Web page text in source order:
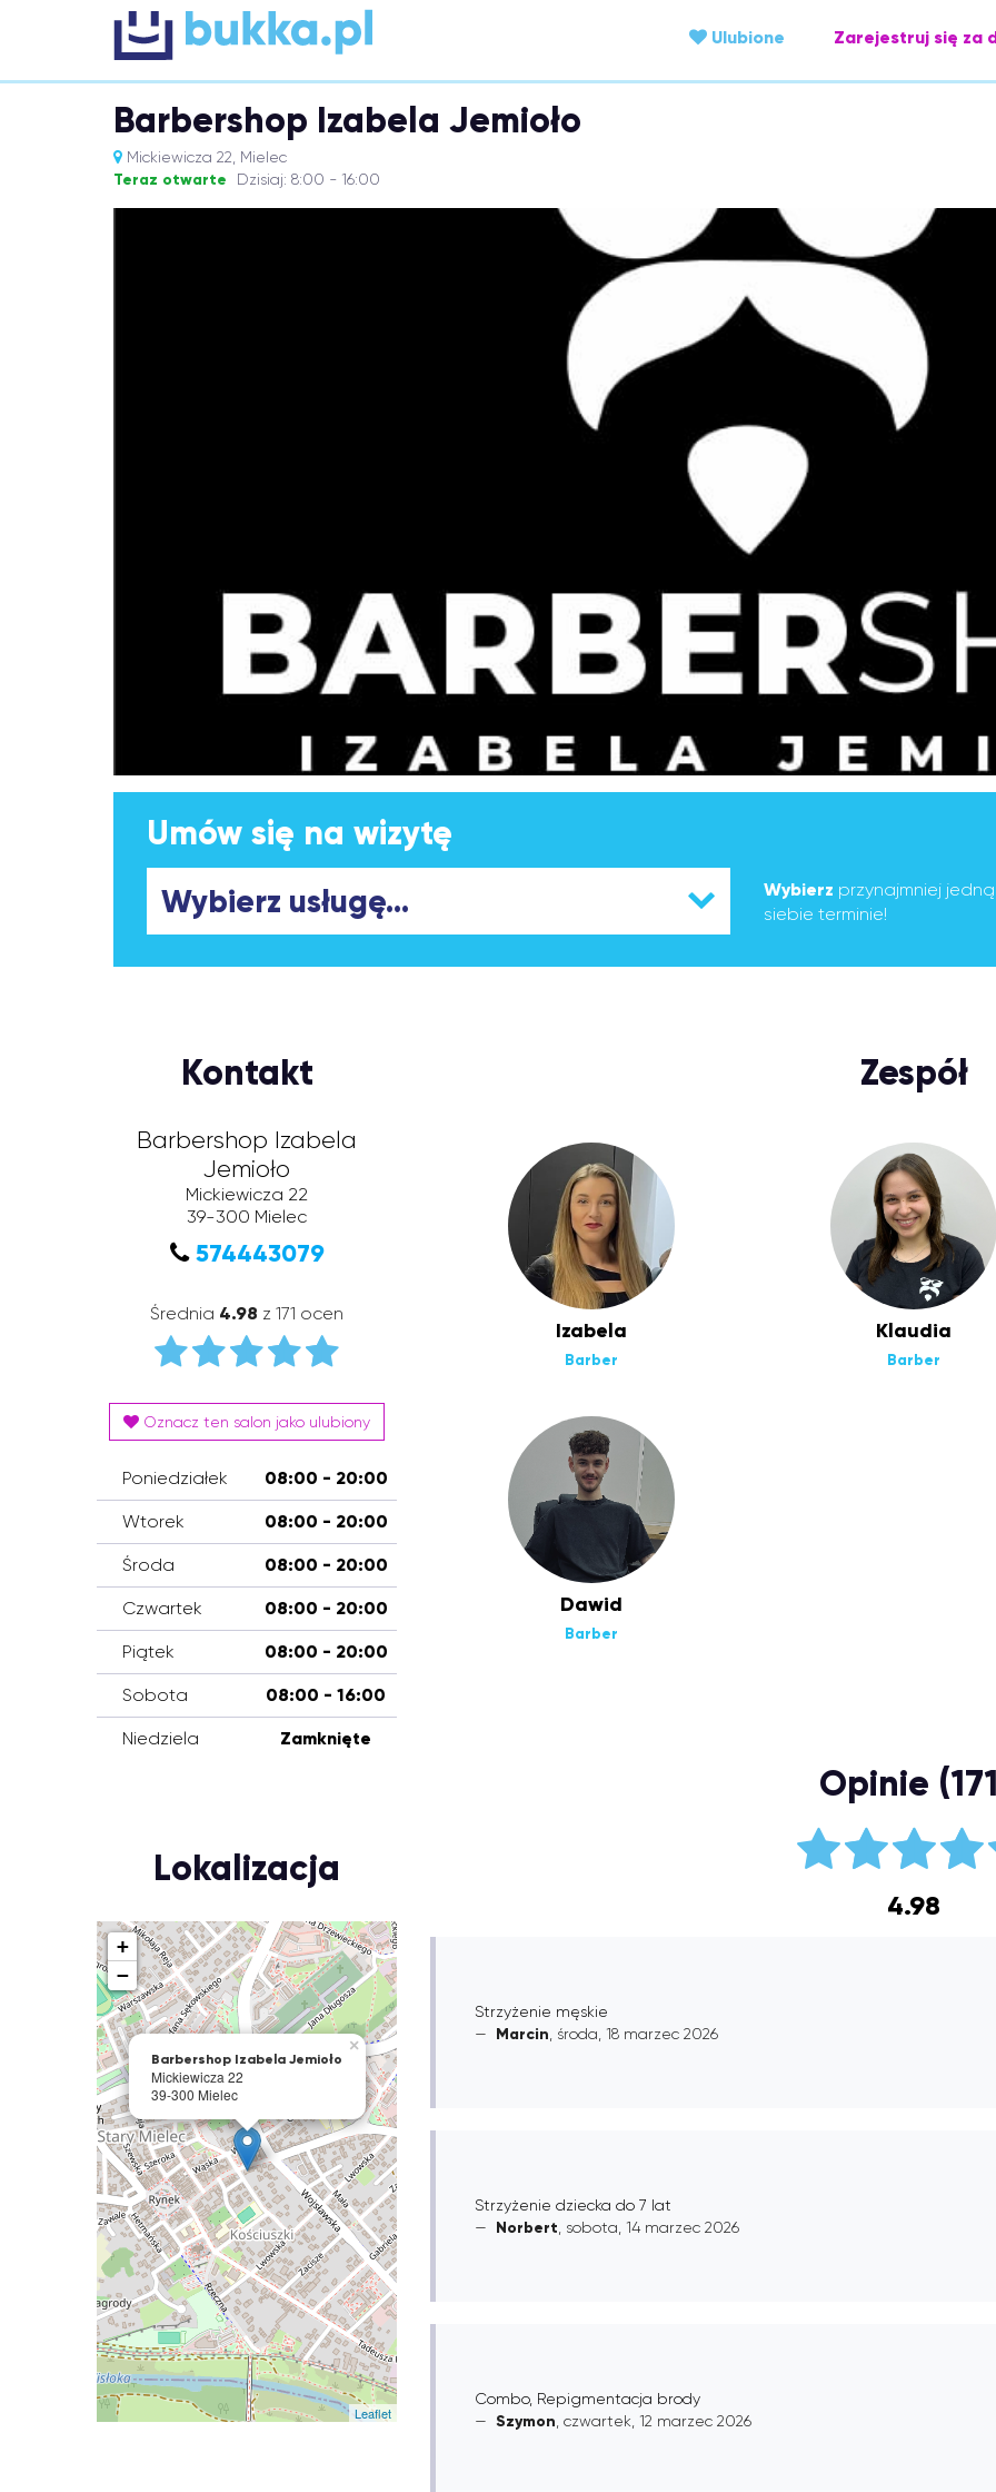
Ulubione Zarejestruj się za
Barbershop Izabela Jemioło
Mickiewicza 22, Mielec
Teraz otwarte Dzisiaj: 8:00 - 16:00
Umów się na wizytę
Wybierz przynajmniej
siebie terminie!
Kontakt
Barbershop Izabela
Jemioło
Mickiewicza 22
39-300 Mielec
574443079
Średnia 4.98 z 171 ocen
Oznacz ten salon jako ulubiony
Poniedziałek 08:00 - 20:00
Wtorek 08:00 - 20:00
Środa 08:00 - 20:00
Czwartek 08:00 - 20:00
Piątek 08:00 - 20:00
Sobota 08:00 - 16:00
Niedziela Zamknięte
Lokalizacja
Barbershop Izabela Jemioło
Mickiewicza 22
39-300 Mielec
×
+
−
Leaflet
Zespół
Izabela
Barber
Klaudia
Barber
Dawid
Barber
Opinie
4.98
Strzyżenie męskie
Marcin , środa, 18 marzec 2026
Strzyżenie dziecka do 7 lat
Norbert , sobota, 14 marzec 2026
Combo, Repigmentacja brody
Szymon , czwartek, 12 marzec 2026